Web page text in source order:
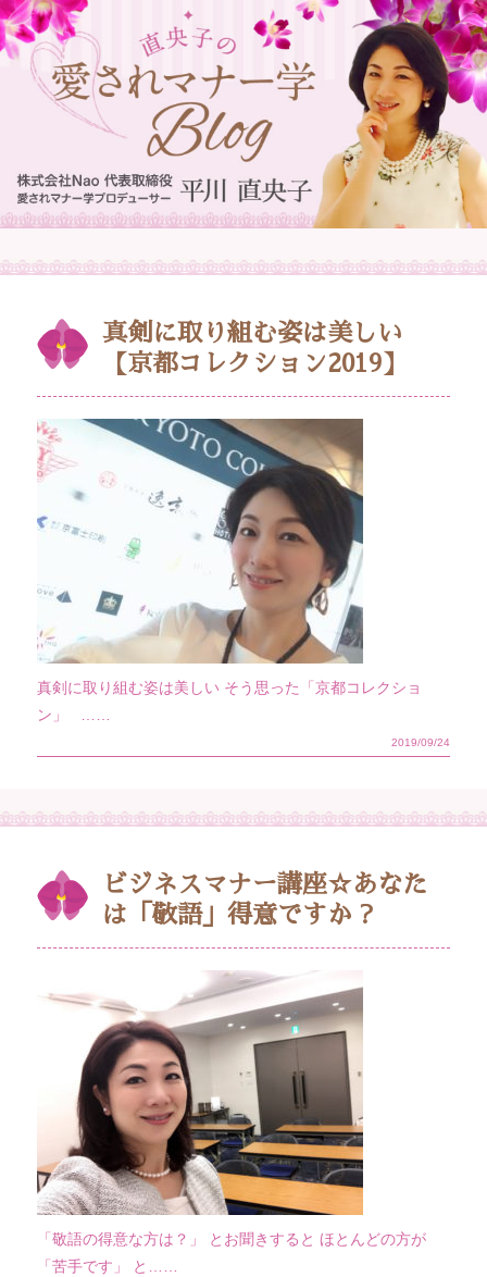
真剣に取り組む姿は美しい
【京都コレクション2019】
真剣に取り組む姿は美しい そう思った「京都コレクショ
ン」 ……
2019/09/24
ビジネスマナー講座☆あなた
は「敬語」得意ですか？
「敬語の得意な方は？」 とお聞きすると ほとんどの方が
「苦手です」 と……